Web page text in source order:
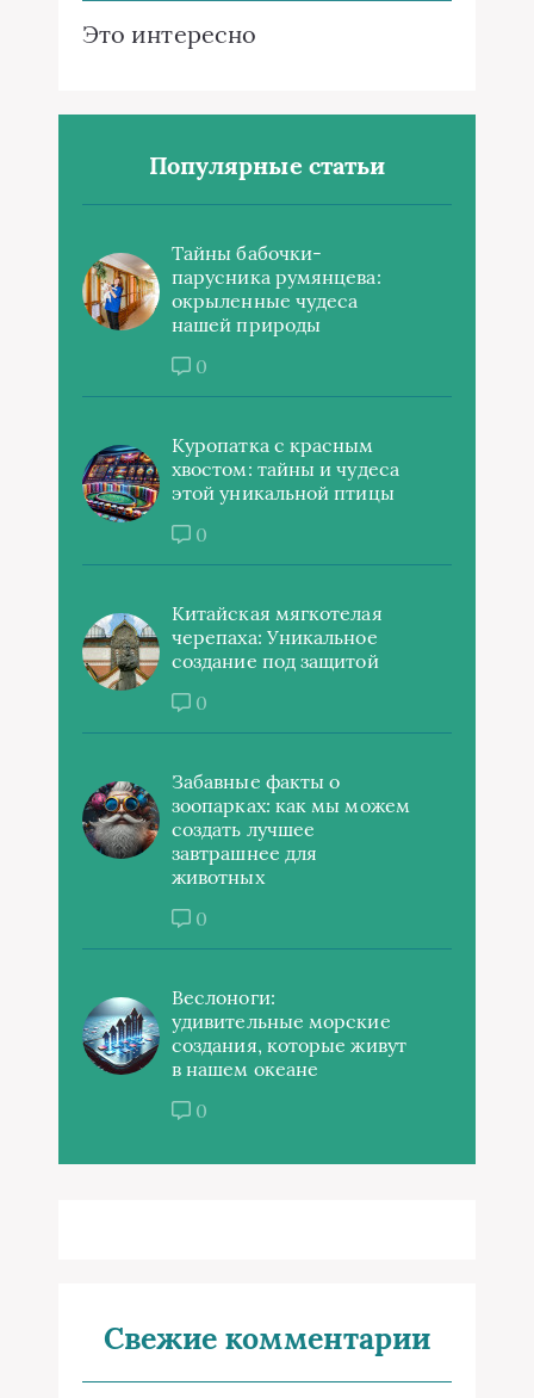
Это интересно
Популярные статьи
Тайны бабочки-
парусника румянцева:
окрыленные чудеса
нашей природы
0
Куропатка с красным
хвостом: тайны и чудеса
этой уникальной птицы
0
Китайская мягкотелая
черепаха: Уникальное
создание под защитой
0
Забавные факты о
зоопарках: как мы можем
создать лучшее
завтрашнее для
животных
0
Веслоноги:
удивительные морские
создания, которые живут
в нашем океане
0
Свежие комментарии